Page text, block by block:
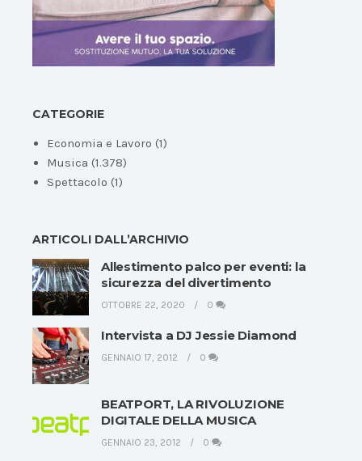
CATEGORIE
Economia e Lavoro (1)
Musica (1.378)
Spettacolo (1)
ARTICOLI DALL’ARCHIVIO
Allestimento palco per eventi: la
sicurezza del divertimento
OTTOBRE 22, 2020 0
Intervista a DJ Jessie Diamond
GENNAIO 17, 2012 0
BEATPORT, LA RIVOLUZIONE
DIGITALE DELLA MUSICA
GENNAIO 23, 2012 0